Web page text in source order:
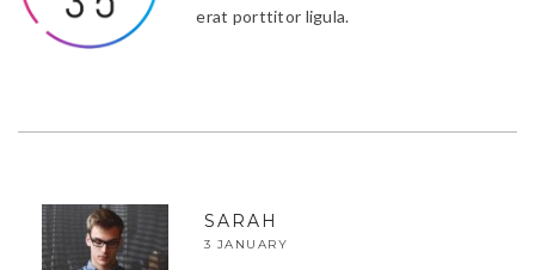
erat porttitor ligula.
SARAH
3 JANUARY